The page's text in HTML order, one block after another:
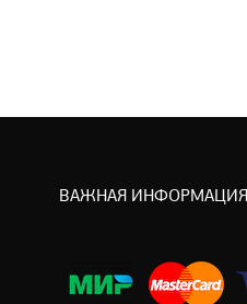
ВАЖНАЯ ИНФОРМАЦИЯ